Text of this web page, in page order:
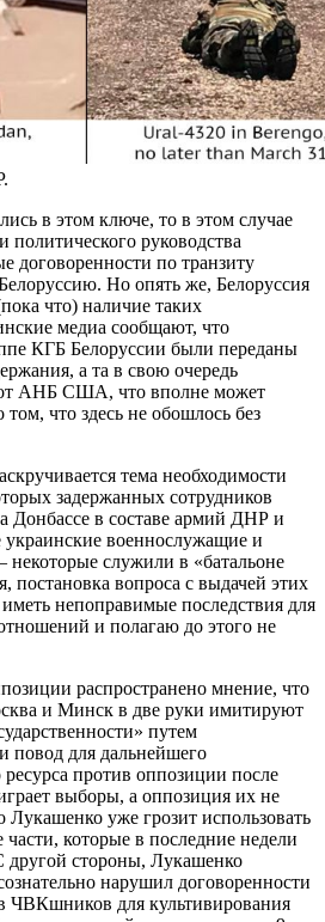
в этом ключе, то в этом случае
руководства
договоренности по транзиту
Но опять же, Белоруссия
что) наличие таких
медиа сообщают, что
КГБ Белоруссии были переданы
а та в свою очередь
АНБ США, что вполне может
что здесь не обошлось без
тема необходимости
задержанных сотрудников
Донбассе в составе армий ДНР и
военнослужащие и
служили в «батальоне
постановка вопроса с выдачей этих
непоправимые последствия для
и полагаю до этого не
распространено мнение, что
и Минск в две руки имитируют
путем
повод для дальнейшего
против оппозиции после
выборы, а оппозиция их не
Лукашенко уже грозит использовать
которые в последние недели
другой стороны, Лукашенко
нарушил договоренности
ЧВКшников для культивирования